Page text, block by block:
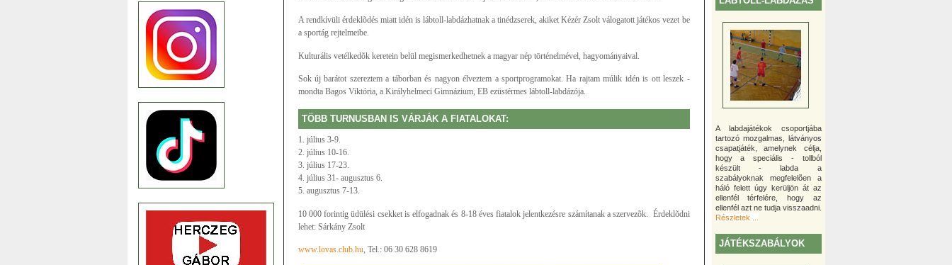
A labdajátékok csoportjába
tartozó mozgalmas, látványos
csapatjáték, amelynek célja,
hogy a speciális - tollból
készült - labda a
szabályoknak megfelelõen a
háló felett úgy kerüljön át az
ellenfél térfelére, hogy az
ellenfél azt ne tudja visszaadni.
Részletek ...
JÁTÉKSZABÁLYOK
A rendkívüli érdeklõdés miatt idén is lábtoll-labdázhatnak a tinédzserek, akiket Kézér Zsolt válogatott játékos vezet be
a sportág rejtelmeibe.
Kulturális vetélkedõk keretein belül megismerkedhetnek a magyar nép történelmével, hagyományaival.
Sok új barátot szereztem a táborban és nagyon élveztem a sportprogramokat. Ha rajtam múlik idén is ott leszek -
mondta Bagos Viktória, a Királyhelmeci Gimnázium, EB ezüstérmes lábtoll-labdázója.
TÖBB TURNUSBAN IS VÁRJÁK A FIATALOKAT:
1. július 3-9.
2. július 10-16.
3. július 17-23.
4. július 31- augusztus 6.
5. augusztus 7-13.
10 000 forintig üdülési csekket is elfogadnak és 8-18 éves fiatalok jelentkezésre számítanak a szervezõk. Érdeklõdni
lehet: Sárkány Zsolt
www.lovas.club.hu, Tel.: 06 30 628 8619